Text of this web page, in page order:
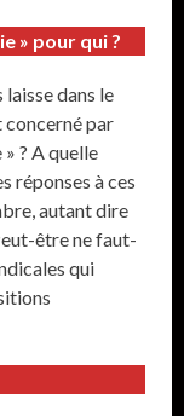
» pour qui ?
dans le
par
? A quelle
réponses à ces
autant dire
être ne faut-
qui